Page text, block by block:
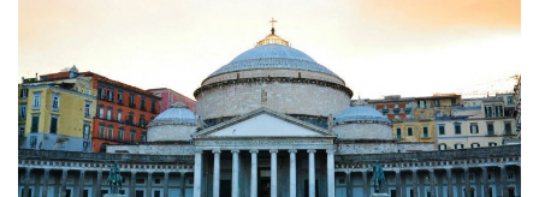
Nouveau Grand Tour
Operazioni artistiche
CINÉMA ET AUDIOVISUEL
Fuori Sala
La Francia al Cinema